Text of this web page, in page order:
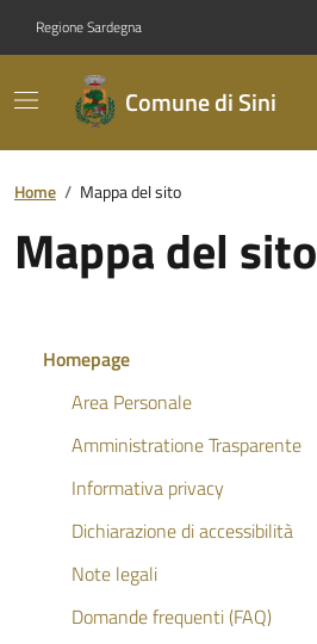
Regione Sardegna
Comune di Sini
Home / Mappa del sito
Mappa del sito
Homepage
Area Personale
Amministratione Trasparente
Informativa privacy
Dichiarazione di accessibilità
Note legali
Domande frequenti (FAQ)